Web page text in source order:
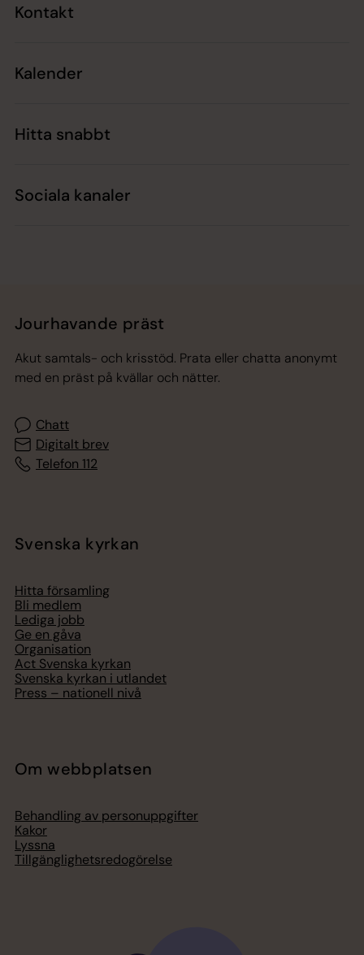
Kontakt
Kalender
Hitta snabbt
Sociala kanaler
Jourhavande präst
Akut samtals- och krisstöd. Prata eller chatta anonymt
med en präst på kvällar och nätter.
Chatt
Digitalt brev
Telefon 112
Svenska kyrkan
Hitta församling
Bli medlem
Lediga jobb
Ge en gåva
Organisation
Act Svenska kyrkan
Svenska kyrkan i utlandet
Press – nationell nivå
Om webbplatsen
Behandling av personuppgifter
Kakor
Lyssna
Tillgänglighetsredogörelse